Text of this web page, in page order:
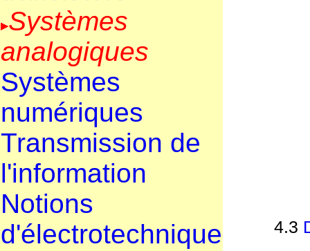
Systèmes
analogiques
Systèmes
numériques
Transmission de
l'information
Notions
d'électrotechnique
4.3